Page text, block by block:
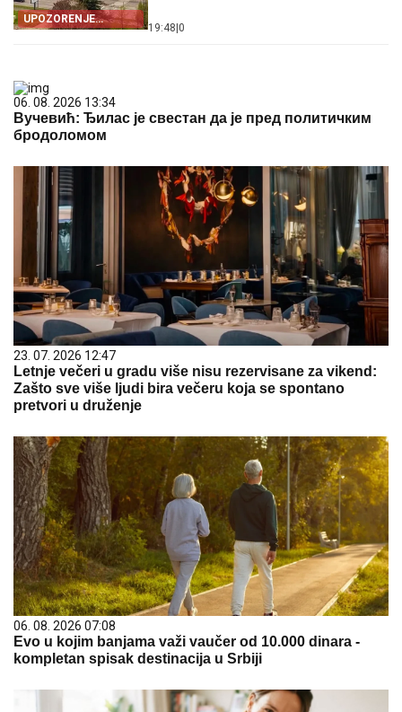
UPOZORENJE
DIREKTORA BVK
19:48 0
06. 08. 2026 13:34
Вучевић: Ђилас је свестан да је пред политичким
бродоломом
23. 07. 2026 12:47
Letnje večeri u gradu više nisu rezervisane za vikend:
Zašto sve više ljudi bira večeru koja se spontano
pretvori u druženje
06. 08. 2026 07:08
Evo u kojim banjama važi vaučer od 10.000 dinara -
kompletan spisak destinacija u Srbiji